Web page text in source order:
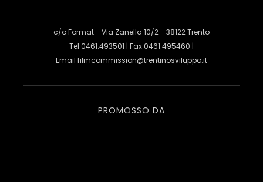
c/o Format - Via Zanella 10/2 - 38122 Trento
Tel 0461.493501 | Fax 0461.495460 |
Email filmcommission@trentinosviluppo.it
PROMOSSO DA